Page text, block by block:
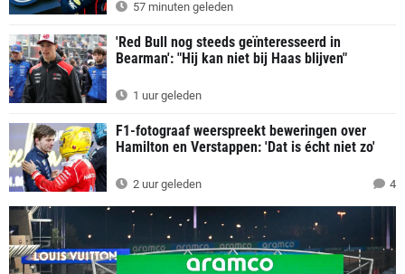
57 minuten geleden
'Red Bull nog steeds geïnteresseerd in
Bearman': "Hij kan niet bij Haas blijven"
1 uur geleden
F1-fotograaf weerspreekt beweringen over
Hamilton en Verstappen: 'Dat is écht niet zo'
2 uur geleden 4